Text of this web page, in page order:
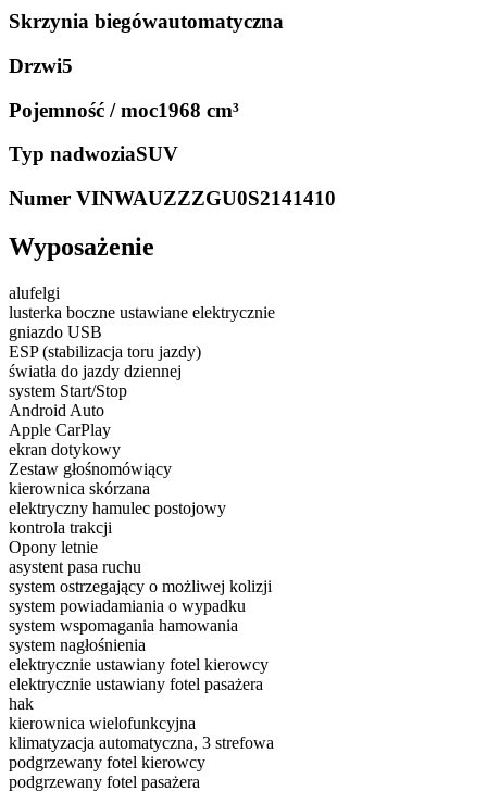
Skrzynia biegówautomatyczna
Drzwi5
Pojemność / moc1968 cm³
Typ nadwoziaSUV
Numer VINWAUZZZGU0S2141410
Wyposażenie
alufelgi
lusterka boczne ustawiane elektrycznie
gniazdo USB
ESP (stabilizacja toru jazdy)
światła do jazdy dziennej
system Start/Stop
Android Auto
Apple CarPlay
ekran dotykowy
Zestaw głośnomówiący
kierownica skórzana
elektryczny hamulec postojowy
kontrola trakcji
Opony letnie
asystent pasa ruchu
system ostrzegający o możliwej kolizji
system powiadamiania o wypadku
system wspomagania hamowania
system nagłośnienia
elektrycznie ustawiany fotel kierowcy
elektrycznie ustawiany fotel pasażera
hak
kierownica wielofunkcyjna
klimatyzacja automatyczna, 3 strefowa
podgrzewany fotel kierowcy
podgrzewany fotel pasażera